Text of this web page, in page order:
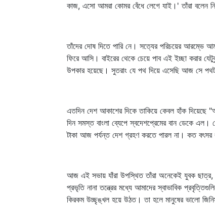
কাজ, এসো আমরা কোমর বেঁধে লেগে যাই।' তাঁরা বলেন
তাঁদের দোষ দিতে পারি নে। সত্যের পরিচয়ের আরম্ভে
ফিরে আসি। বাইরের থেকে চেয়ে পাব এই ইচ্ছা করার
উপকার হয়েছে। সুতরাং যে পথ দিয়ে এসেছি আজ সে
এতদিন দেশ আকাশের দিকে তাকিয়ে কেবল হাঁক দিয়েছে
দিন সমস্ত বাংলা ব্যেপে স্বদেশপ্রেমের বান ডেকে এল।
টাকা আজ পর্যন্ত দেশ গ্রহণ করতে পারল না। কত বৎসর
আজ এই সভায় যাঁরা উপস্থিত তাঁরা অনেকেই যুবক ছাত্র,
প্রভৃতি নানা তন্ত্রের মধ্যে আমাদের স্বাভাবিক
কিরকম উচ্ছৃঙ্খল হয়ে উঠত। তা হলে মানুষের ভালো